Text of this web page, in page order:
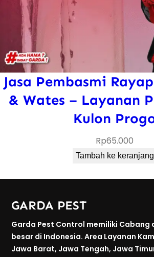
Jasa Pembasmi
& Wates – Layanan
Kulon
Rp65.000
Tambah ke keranjang
GARDA PEST
Garda Pest Control memiliki Cabang
besar di Indonesia. Area Layanan
Jawa Barat, Jawa Tengah, Jawa